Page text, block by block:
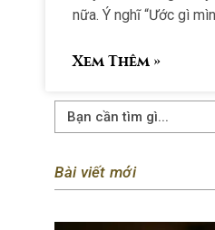
nữa. Ý nghĩ “Ước gì
mỗi sáng.
Xem Thêm »
Bài viết mới